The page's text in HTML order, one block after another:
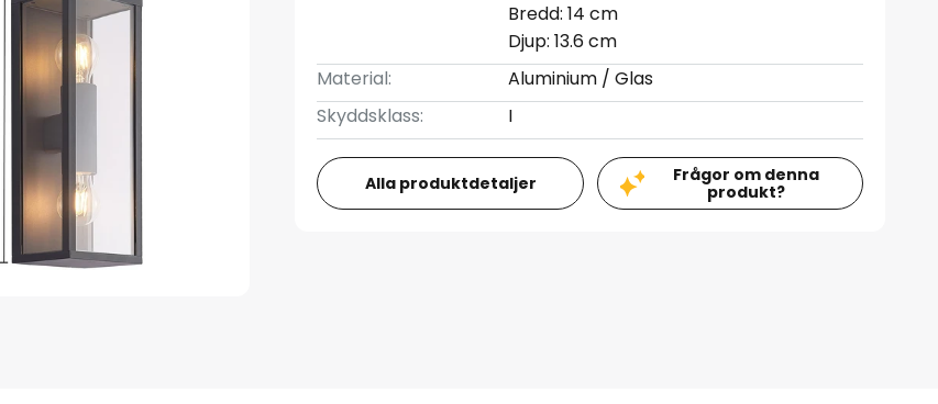
Bredd: 14 cm
Djup: 13.6 cm
Material:
Aluminium / Glas
Skyddsklass:
I
Alla produktdetaljer
Frågor om denna
produkt?